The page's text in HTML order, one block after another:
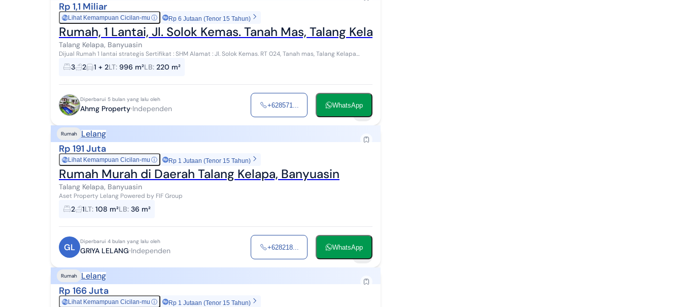
Rp 1,1 Miliar
RpLihat Kemampuan Cicilan-mu ⓘ Rp 6 Jutaan (Tenor 15 Tahun)
Rumah, 1 Lantai, Jl. Solok Kemas. Tanah Mas, Talang Kelapa Banyuasin.
Talang Kelapa, Banyuasin
Dijual Rumah 1 lantai strategis Sertifikat : SHM Alamat : Jl. Solok Kemas. RT 024, Tanah mas, Talang Kelapa
Banyuasin. Luas Tanah : 996 M² Luas B...
3 2 1 + 2LT: 996 m²LB: 220 m²
Diperbarui 5 bulan yang lalu oleh
Ahmg Property Independen +628571... WhatsApp
Rumah Lelang
Rp 191 Juta
RpLihat Kemampuan Cicilan-mu ⓘ Rp 1 Jutaan (Tenor 15 Tahun)
Rumah Murah di Daerah Talang Kelapa, Banyuasin
Talang Kelapa, Banyuasin
Aset Property Lelang Powered by FIF Group
2 1LT: 108 m²LB: 36 m²
GL
Diperbarui 4 bulan yang lalu oleh
GRIYA LELANG Independen +628218... WhatsApp
Rumah Lelang
Rp 166 Juta
RpLihat Kemampuan Cicilan-mu ⓘ Rp 1 Jutaan (Tenor 15 Tahun)